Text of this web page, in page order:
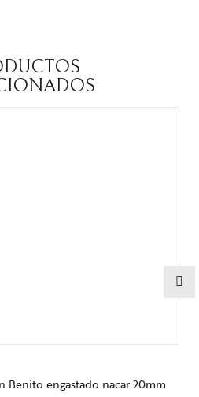
Benito engastado nacar 20mm